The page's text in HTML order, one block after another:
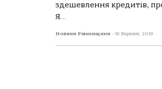
здешевлення кредитів,
Я...
Новини Рівненщини - 19 Березня, 2019